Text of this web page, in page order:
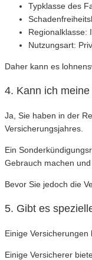
Typklasse des
Regionalklasse:
Nutzungsart:
Daher kann es
4. Kann ich
Ja, Sie haben in der
Versicherungsjahres.
Ein
Gebrauch machen
Bevor Sie jedoch die
5. Gibt es
Einige
Einige Versicherer